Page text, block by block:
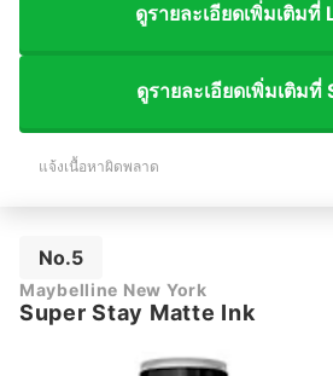
ดูรายละเอียดเพิ่มเติมที่
ดูรายละเอียดเพิ่มเติมที่
แจ้งเนื้อหาผิดพลาด
No.5
Maybelline New York
Super Stay Matte Ink